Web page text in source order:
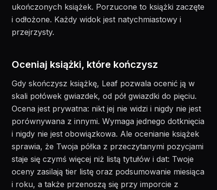
ukończonych książek. Porzucone to książki zaczęte
i odłożone. Każdy widok jest natychmiastowy i
przejrzysty.
Oceniaj książki, które kończysz
Gdy skończysz książkę, Leaf pozwala ocenić ją w
skali połówek gwiazdek, od pół gwiazdki do pięciu.
Ocena jest prywatna: nikt jej nie widzi i nigdy nie jest
porównywana z innymi. Wymaga jednego dotknięcia
i nigdy nie jest obowiązkowa. Ale ocenianie książek
sprawia, że Twoja półka z przeczytanymi pozycjami
staje się czymś więcej niż listą tytułów i dat: Twoje
oceny zasilają tier listę oraz podsumowanie miesiąca
i roku, a także przenoszą się przy imporcie z